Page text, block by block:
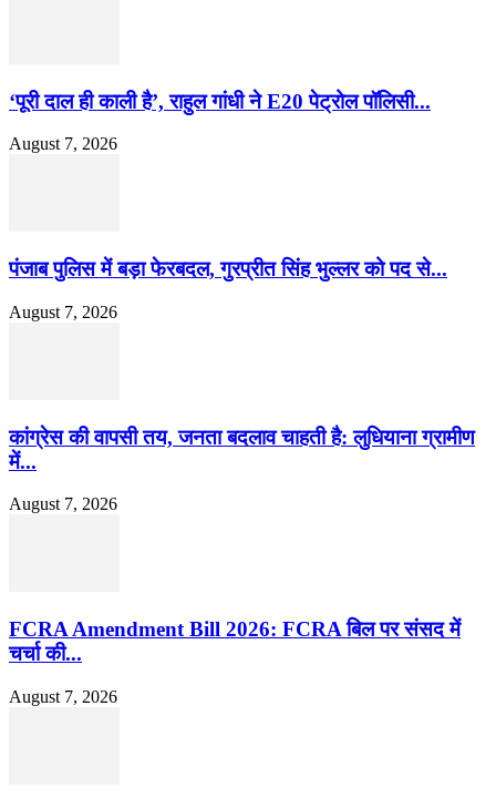
‘पूरी दाल ही काली है’, राहुल गांधी ने E20 पेट्रोल पॉलिसी...
August 7, 2026
पंजाब पुलिस में बड़ा फेरबदल, गुरप्रीत सिंह भुल्लर को पद से...
August 7, 2026
कांग्रेस की वापसी तय, जनता बदलाव चाहती है: लुधियाना ग्रामीण
में...
August 7, 2026
FCRA Amendment Bill 2026: FCRA बिल पर संसद में
चर्चा की...
August 7, 2026